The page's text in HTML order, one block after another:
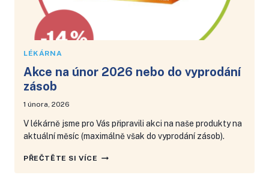
LÉKÁRNA
Akce na únor 2026 nebo do vyprodání
zásob
1 února, 2026
V lékárně jsme pro Vás připravili akci na naše produkty na
aktuální měsíc (maximálně však do vyprodání zásob).
PŘEČTĚTE SI VÍCE AKCE